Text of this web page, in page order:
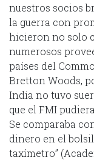
nuestros socios
la guerra con
hicieron no solo
numerosos
países del
Bretton Woods,
India no tuvo
que el FMI
Se comparaba
dinero en el
taxímetro”